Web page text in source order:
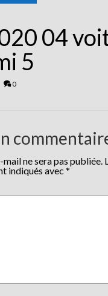
04
5
0
ne sera pas publiée.
indiqués avec *